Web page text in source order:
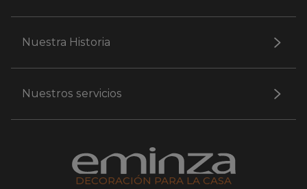
Nuestra Historia
Nuestros servicios
DECORACIÓN PARA LA CASA